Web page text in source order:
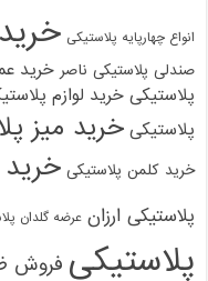
انواع چهارپایه پلاستیکی
صندلی پلاستیکی ناصر خرید
پلاستیکی خرید لوازم
پلاستیکی خرید میز
خرید کلمن پلاستیکی خرید
پلاستیکی ارزان عرضه گلدان
پلاستیکی فروش